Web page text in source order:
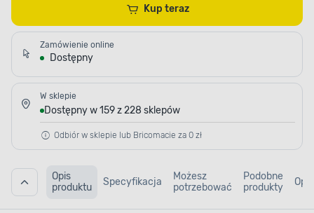
Kup teraz
Zamówienie online
Dostępny
W sklepie
Dostępny w 159 z 228 sklepów
Odbiór w sklepie lub Bricomacie za 0 zł
Opis
produktu
Specyfikacja
Możesz
potrzebować
Podobne
produkty